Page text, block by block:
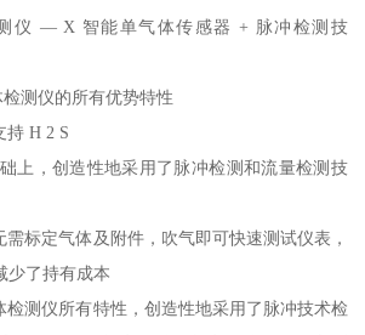
仪 — X 智能单气体传感器 + 脉冲检测技
测仪的所有优势特性
持 H 2 S
上，创造性地采用了脉冲检测和流量检测技
标定气体及附件，吹气即可快速测试仪表，
少了持有成本
检测仪所有特性，创造性地采用了脉冲技术检